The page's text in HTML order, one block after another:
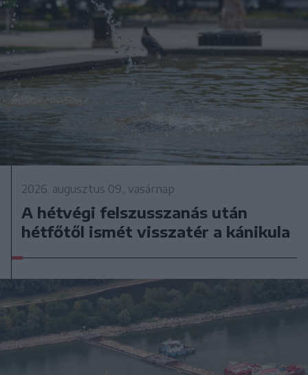
2026. augusztus 09., vasárnap
A hétvégi felszusszanás után
hétfőtől ismét visszatér a kánikula